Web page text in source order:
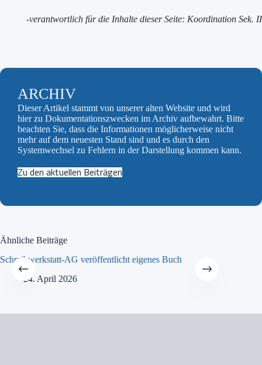
-verantwortlich für die Inhalte dieser Seite: Koordination Sek. II
ARCHIV
Dieser Artikel stammt von unserer alten Website und wird
hier zu Dokumentationszwecken im Archiv aufbewahrt. Bitte
beachten Sie, dass die Informationen möglicherweise nicht
mehr auf dem neuesten Stand sind und es durch den
Systemwechsel zu Fehlern in der Darstellung kommen kann.
Zu den aktuellen Beiträgen
Ähnliche Beiträge
Schreibwerkstatt-AG veröffentlicht eigenes Buch
24. April 2026